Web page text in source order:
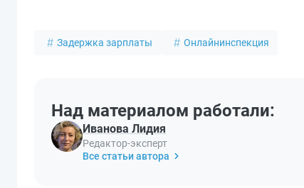
Задержка зарплаты Онлайнинспекция
Над материалом работали:
Иванова Лидия
Редактор-эксперт
Все статьи автора